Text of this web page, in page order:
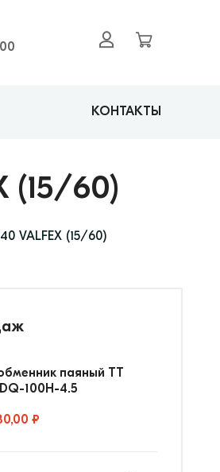
КОНТАКТЫ
VALFEX (15/60)
(15/60)
паяный ТТ
100Н-4.5
₽